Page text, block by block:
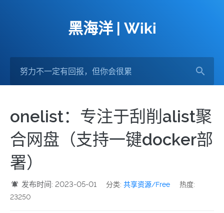
黑海洋 | Wiki
onelist：专注于刮削alist聚
合网盘（支持一键docker部
署）
发布时间: 2023-05-01 分类:共享资源/Free
热度:
23250